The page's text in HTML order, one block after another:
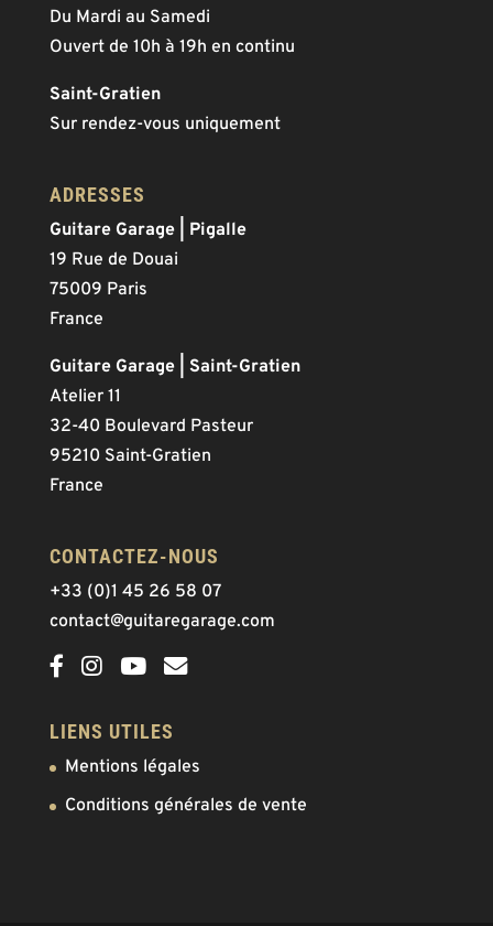
Du Mardi au Samedi
Ouvert de 10h à 19h en continu
Saint-Gratien
Sur rendez-vous uniquement
ADRESSES
Guitare Garage | Pigalle
19 Rue de Douai
75009 Paris
France
Guitare Garage | Saint-Gratien
Atelier 11
32-40 Boulevard Pasteur
95210 Saint-Gratien
France
CONTACTEZ-NOUS
+33 (0)1 45 26 58 07
contact@guitaregarage.com
LIENS UTILES
Mentions légales
Conditions générales de vente